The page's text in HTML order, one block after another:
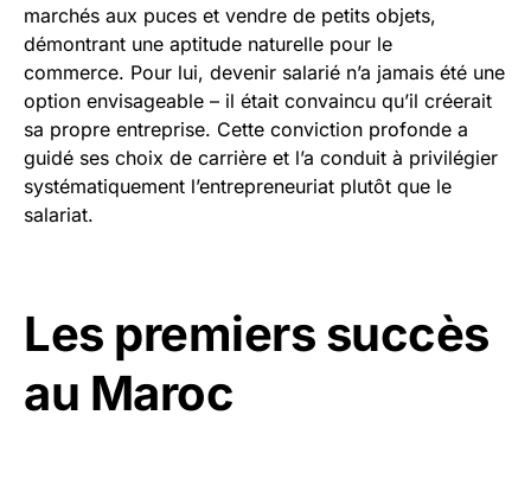
marchés aux puces et vendre de petits objets,
démontrant une aptitude naturelle pour le
commerce. Pour lui, devenir salarié n’a jamais été une
option envisageable – il était convaincu qu’il créerait
sa propre entreprise. Cette conviction profonde a
guidé ses choix de carrière et l’a conduit à privilégier
systématiquement l’entrepreneuriat plutôt que le
salariat.
Les premiers succès
au Maroc